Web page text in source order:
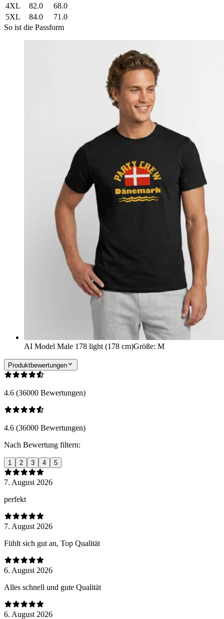
4XL
82.0
68.0
5XL
84.0
71.0
So ist die Passform
AI Model Male 178 light (178 cm)Größe: M
Produktbewertungen
4.6 (36000 Bewertungen)
4.6 (36000 Bewertungen)
Nach Bewertung filtern:
1 2 3 4 5
7. August 2026
perfekt
7. August 2026
Fühlt sich gut an, Top Qualität
6. August 2026
Alles schnell und gute Qualität
6. August 2026